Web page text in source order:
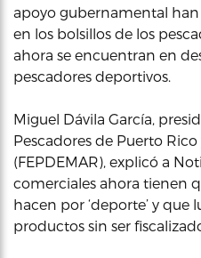
apoyo gubernamental
en los bolsillos de los
ahora se encuentran en
pescadores deportivos.
Miguel Dávila García,
Pescadores de Puerto
(FEPDEMAR), explicó a
comerciales ahora tienen
hacen por ‘deporte’ y que
productos sin ser